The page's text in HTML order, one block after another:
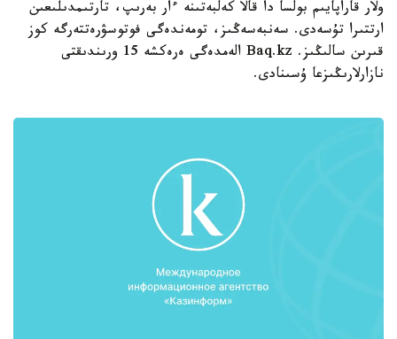
ولار قاراپايىم بولسا دا قالا كەلبەتىنە ءار بەرىپ، تارتىمدىلىعىن
ارتتىرا تۇسەدى. سەنبەسەڭىز، تومەندەگى فوتوسۋرەتتەرگە كوز
قىرىن سالىڭىز. Baq.kz الەمدەگى ەرەكشە 15 ورىندىقتى
نازارلارىڭىزعا ۇسىنادى.